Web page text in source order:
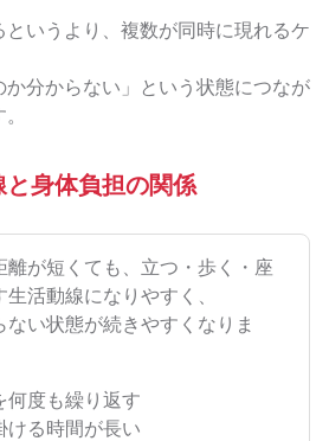
いうより、複数が同時に現れるケ
か分からない」という状態につなが
と身体負担の関係
離が短くても、立つ・歩く・座
活動線になりやすく、
い状態が続きやすくなりま
何度も繰り返す
ける時間が長い